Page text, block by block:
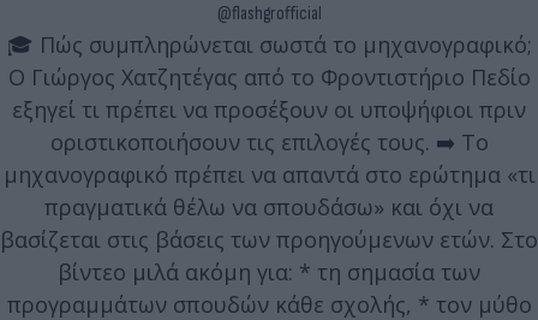
@flashgrofficial
🎓 Πώς συμπληρώνεται σωστά το μηχανογραφικό;
Ο Γιώργος Χατζητέγας από το Φροντιστήριο Πεδίο
εξηγεί τι πρέπει να προσέξουν οι υποψήφιοι πριν
οριστικοποιήσουν τις επιλογές τους. ➡️ Το
μηχανογραφικό πρέπει να απαντά στο ερώτημα «τι
πραγματικά θέλω να σπουδάσω» και όχι να
βασίζεται στις βάσεις των προηγούμενων ετών. Στο
βίντεο μιλά ακόμη για: * τη σημασία των
προγραμμάτων σπουδών κάθε σχολής, * τον μύθο